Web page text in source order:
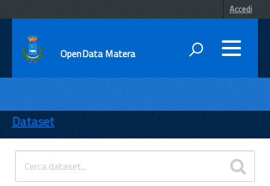
Accedi
OpenData Matera
ENTI
TEMI
INFORMAZIONI
Dataset